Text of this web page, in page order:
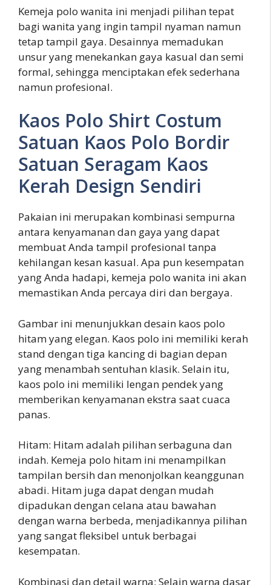
Kemeja polo wanita ini menjadi pilihan tepat
bagi wanita yang ingin tampil nyaman namun
tetap tampil gaya. Desainnya memadukan
unsur yang menekankan gaya kasual dan semi
formal, sehingga menciptakan efek sederhana
namun profesional.
Kaos Polo Shirt Costum
Satuan Kaos Polo Bordir
Satuan Seragam Kaos
Kerah Design Sendiri
Pakaian ini merupakan kombinasi sempurna
antara kenyamanan dan gaya yang dapat
membuat Anda tampil profesional tanpa
kehilangan kesan kasual. Apa pun kesempatan
yang Anda hadapi, kemeja polo wanita ini akan
memastikan Anda percaya diri dan bergaya.
Gambar ini menunjukkan desain kaos polo
hitam yang elegan. Kaos polo ini memiliki kerah
stand dengan tiga kancing di bagian depan
yang menambah sentuhan klasik. Selain itu,
kaos polo ini memiliki lengan pendek yang
memberikan kenyamanan ekstra saat cuaca
panas.
Hitam: Hitam adalah pilihan serbaguna dan
indah. Kemeja polo hitam ini menampilkan
tampilan bersih dan menonjolkan keanggunan
abadi. Hitam juga dapat dengan mudah
dipadukan dengan celana atau bawahan
dengan warna berbeda, menjadikannya pilihan
yang sangat fleksibel untuk berbagai
kesempatan.
Kombinasi dan detail warna: Selain warna dasar